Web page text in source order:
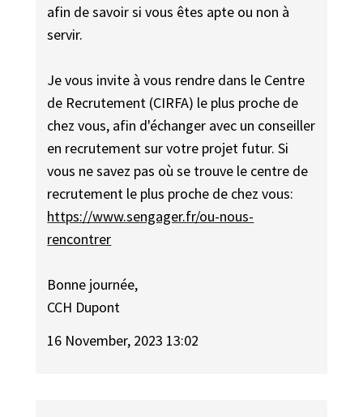
afin de savoir si vous êtes apte ou non à
servir.
Je vous invite à vous rendre dans le Centre
de Recrutement (CIRFA) le plus proche de
chez vous, afin d'échanger avec un conseiller
en recrutement sur votre projet futur. Si
vous ne savez pas où se trouve le centre de
recrutement le plus proche de chez vous:
https://www.sengager.fr/ou-nous-
rencontrer
Bonne journée,
CCH Dupont
16 November, 2023 13:02